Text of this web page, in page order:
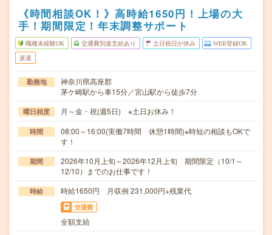
《時間相談OK！》高時給1650円！上場の大
手！期間限定！年末調整サポート
職種未経験OK 交通費別途支給あり 土日祝日が休み WEB登録OK
派遣
勤務地
神奈川県高座郡
茅ケ崎駅から車15分／宮山駅から徒歩7分
曜日頻度 月～金・祝(週5日) ※土日お休み！
時間
08:00～16:00(実働7時間 休憩1時間)※時短の相談もOKで
す！
期間
2026年10月上旬～2026年12月上旬 期間限定（10/1～
12/10）までのお仕事です！
時給 時給1650円 月収例 231,000円+残業代
交通費
全額支給